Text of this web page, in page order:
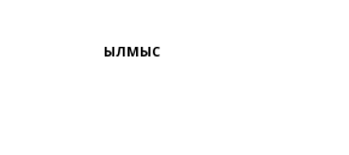
ҚЫЛМЫС